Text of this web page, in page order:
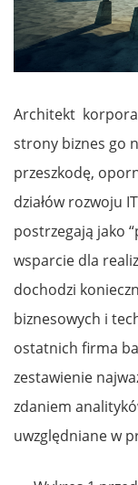
Architekt
strony biznes go
przeszkodę,
działów rozwoju
postrzegają jako
wsparcie dla
dochodzi
biznesowych i
ostatnich firma
zestawienie
zdaniem
uwzględniane w